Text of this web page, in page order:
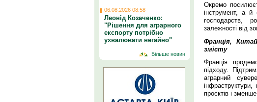
Окремо
інструмент, а й
господарств,
залежності від
Франція,
змісту
Франція
підходу.
аграрний
інфраструктури,
проєктів і
06.08.2026 08:58
Леонід Козаченко:
"Рішення для аграрного
експорту потрібно
ухвалювати негайно"
Більше новин